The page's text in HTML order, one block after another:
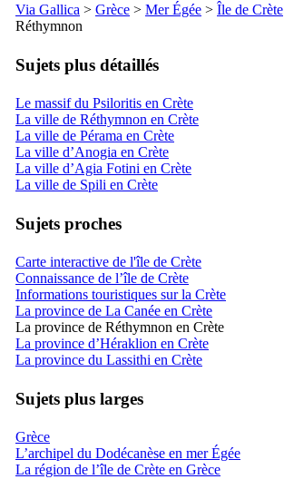
Via Gallica > Grèce > Mer Égée > Île de Crète
Réthymnon
Sujets plus détaillés
Le massif du Psiloritis en Crète
La ville de Réthymnon en Crète
La ville de Pérama en Crète
La ville d’Anogia en Crète
La ville d’Agia Fotini en Crète
La ville de Spili en Crète
Sujets proches
Carte interactive de l'île de Crète
Connaissance de l’île de Crète
Informations touristiques sur la Crète
La province de La Canée en Crète
La province de Réthymnon en Crète
La province d’Héraklion en Crète
La province du Lassithi en Crète
Sujets plus larges
Grèce
L’archipel du Dodécanèse en mer Égée
La région de l’île de Crète en Grèce